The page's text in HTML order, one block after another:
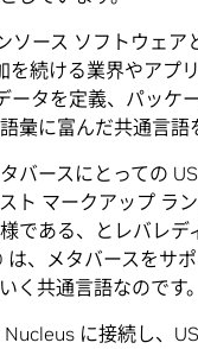
ソース ソフトウェア
を続ける業界やアプ
ータを定義、パッケ
彙に富んだ共通言語
バースにとっての
ト マークアップ ラ
である、とレバレデ
は、メタバースをサ
く共通言語なのです。
に接続し、